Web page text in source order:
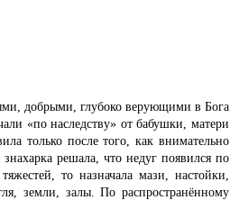
добрыми, глубоко верующими в Бога
«по наследству» от бабушки, матери
только после того, как внимательно
решала, что недуг появился по
то назначала мази, настойки,
земли, залы. По распространённому